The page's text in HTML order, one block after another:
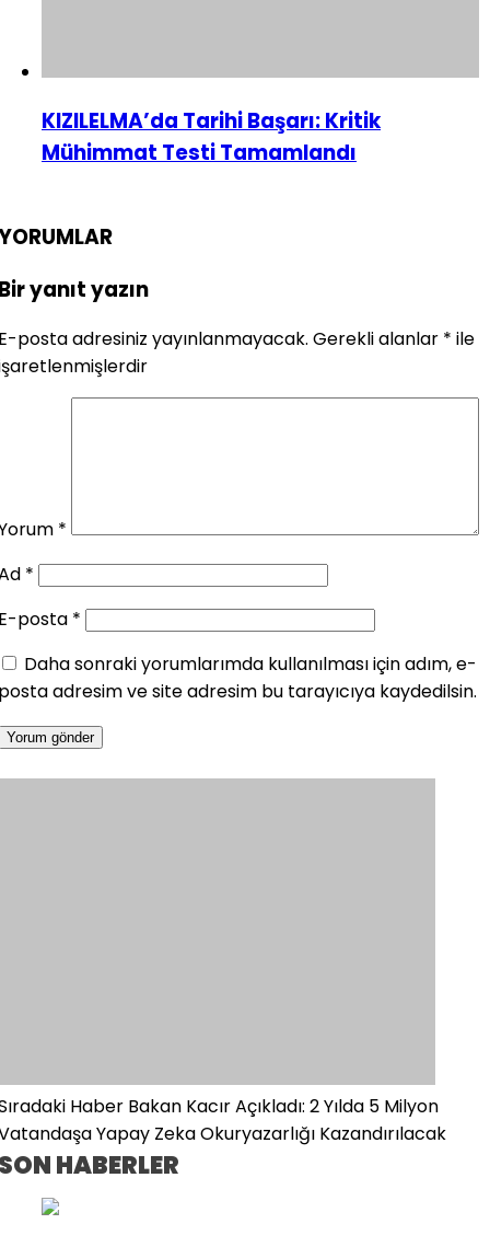
KIZILELMA’da Tarihi Başarı: Kritik
Mühimmat Testi Tamamlandı
yanıt yazın
posta adresiniz yayınlanmayacak. Gerekli alanlar * ile
*
*
posta *
Daha sonraki yorumlarımda kullanılması için adım, e-
adresim ve site adresim bu tarayıcıya kaydedilsin.
Haber Bakan Kacır Açıkladı: 2 Yılda 5 Milyon
Yapay Zeka Okuryazarlığı Kazandırılacak
HABERLER